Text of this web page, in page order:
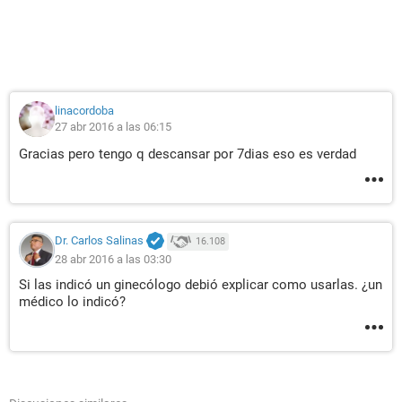
linacordoba
27 abr 2016 a las 06:15
Gracias pero tengo q descansar por 7dias eso es verdad
Dr. Carlos Salinas 16.108
28 abr 2016 a las 03:30
Si las indicó un ginecólogo debió explicar como usarlas. ¿un
médico lo indicó?